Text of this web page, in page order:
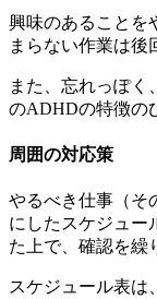
興味のあることを
まらない作業は後
また、 忘れっぽく
のADHDの特徴の
周囲の対応策
やるべき仕事（そ
にしたスケジュー
た上で、確認を繰
スケジュール表は